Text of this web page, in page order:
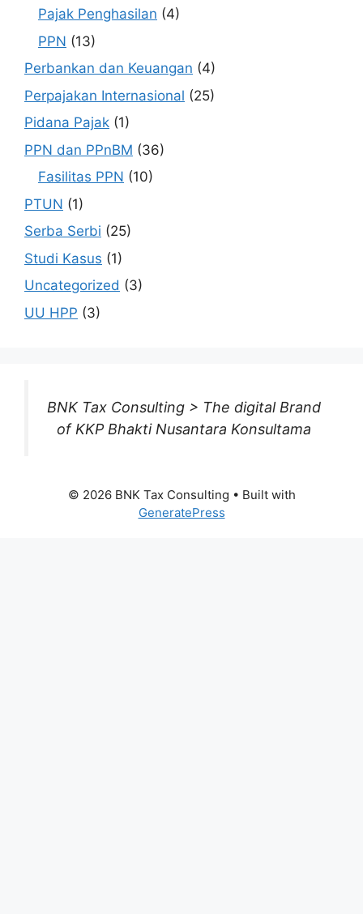
Pajak Penghasilan (4)
PPN (13)
Perbankan dan Keuangan (4)
Perpajakan Internasional (25)
Pidana Pajak (1)
PPN dan PPnBM (36)
Fasilitas PPN (10)
PTUN (1)
Serba Serbi (25)
Studi Kasus (1)
Uncategorized (3)
UU HPP (3)
BNK Tax Consulting > The digital Brand
of KKP Bhakti Nusantara Konsultama
© 2026 BNK Tax Consulting • Built with
GeneratePress